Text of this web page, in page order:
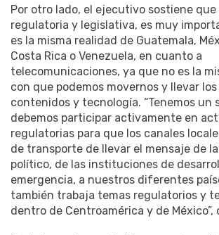
Por otro lado, el ejecutivo sostiene que
regulatoria y legislativa, es muy
es la misma realidad de Guatemala,
Costa Rica o Venezuela, en cuanto a
telecomunicaciones, ya que no es la
con que podemos movernos y llevar
contenidos y tecnología. “Tenemos un
debemos participar activamente en
regulatorias para que los canales
de transporte de llevar el mensaje de
político, de las instituciones de
emergencia, a nuestros diferentes
también trabaja temas regulatorios y
dentro de Centroamérica y de México”,